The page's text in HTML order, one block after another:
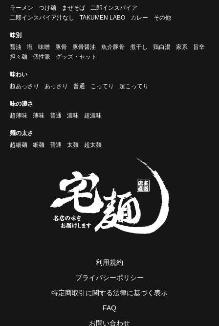
ラーメン
つけ麺 まぜそば
二郎インスパイア
二郎インスパイア汁なし
TAKUMEN LABO カレー その他
味別
醤油
塩 味噌 豚骨 豚骨醤油 魚介豚骨 煮干し 鶏白湯 家系
旨辛
担々麺
個性派 グッズ・セット
味わい
超あっさり
あっさり 普通 こってり 超こってり
味の濃さ
超薄味
薄味 普通 濃味 超濃味
麺の太さ
超細麺
細麺 普通 太麺 超太麺
利用規約
プライバシーポリシー
特定商取引に関する法律に基づく表示
FAQ
お問い合わせ